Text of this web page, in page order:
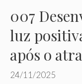
007
luz
após o
24/11/2025